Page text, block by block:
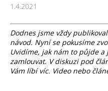
1.4.2021
Dodnes jsme vždy
návod. Nyní se pokusíme
Uvidíme, jak nám to půjde
zamlouvat. V diskuzi pod
Vám líbí víc. Video nebo
o
p
o
t
ř
e